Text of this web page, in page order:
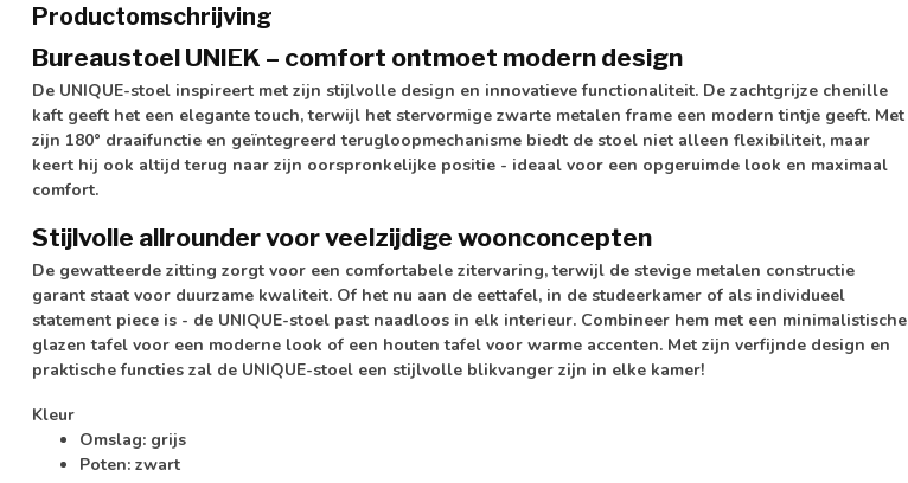
Productomschrijving
Bureaustoel UNIEK – comfort ontmoet modern design
De UNIQUE-stoel inspireert met zijn stijlvolle design en innovatieve functionaliteit. De zachtgrijze chenille
kaft geeft het een elegante touch, terwijl het stervormige zwarte metalen frame een modern tintje geeft. Met
zijn 180° draaifunctie en geïntegreerd terugloopmechanisme biedt de stoel niet alleen flexibiliteit, maar
keert hij ook altijd terug naar zijn oorspronkelijke positie - ideaal voor een opgeruimde look en maximaal
comfort.
Stijlvolle allrounder voor veelzijdige woonconcepten
De gewatteerde zitting zorgt voor een comfortabele zitervaring, terwijl de stevige metalen constructie
garant staat voor duurzame kwaliteit. Of het nu aan de eettafel, in de studeerkamer of als individueel
statement piece is - de UNIQUE-stoel past naadloos in elk interieur. Combineer hem met een minimalistische
glazen tafel voor een moderne look of een houten tafel voor warme accenten. Met zijn verfijnde design en
praktische functies zal de UNIQUE-stoel een stijlvolle blikvanger zijn in elke kamer!
Kleur
Omslag: grijs
Poten: zwart